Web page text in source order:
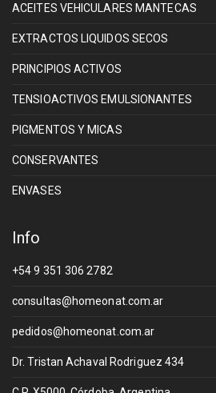
ACEITES VEHICULARES MANTECAS
EXTRACTOS LIQUIDOS SECOS
PRINCIPIOS ACTIVOS
TENSIOACTIVOS EMULSIONANTES
PIGMENTOS Y MICAS
CONSERVANTES
ENVASES
Info
+54 9 351 306 2782
consultas@homeonat.com.ar
pedidos@homeonat.com.ar
Dr. Tristan Achaval Rodriguez 434